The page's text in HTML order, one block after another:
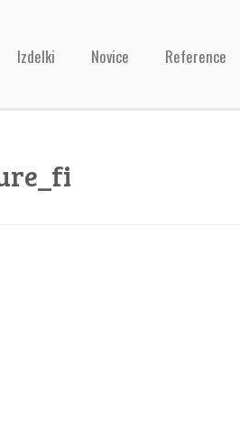
Izdelki Novice Reference